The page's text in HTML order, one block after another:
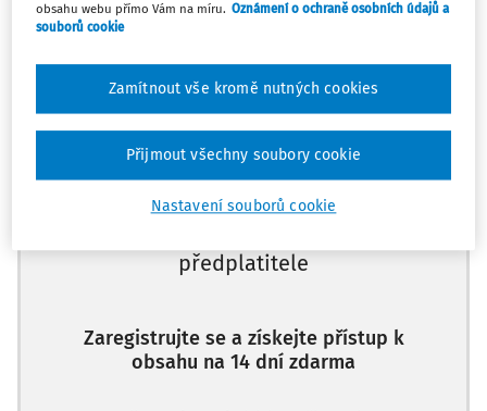
Odpověď
Máte předplatné? Přihlaste se
předplatitele
Zaregistrujte se a získejte přístup k
obsahu na 14 dní zdarma
obsahu webu přímo Vám na míru. Oznámení o ochraně osobních údajů a
souborů cookie
Nastavení souborů cookie
Zamítnout vše kromě nutných cookies
Přijmout všechny soubory cookie